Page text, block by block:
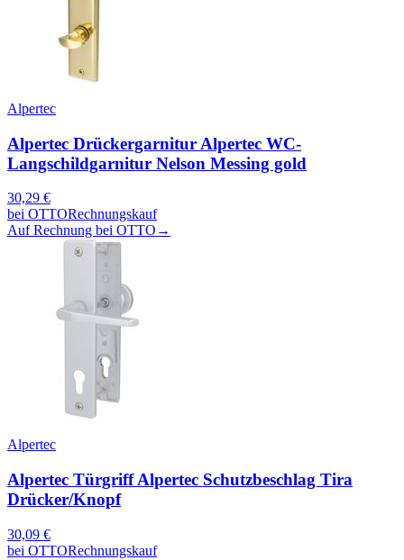
Alpertec
Alpertec Drückergarnitur Alpertec WC-
Langschildgarnitur Nelson Messing gold
30,29 €
bei OTTORechnungskauf
Auf Rechnung bei OTTO →
Alpertec
Alpertec Türgriff Alpertec Schutzbeschlag Tira
Drücker/Knopf
30,09 €
bei OTTORechnungskauf